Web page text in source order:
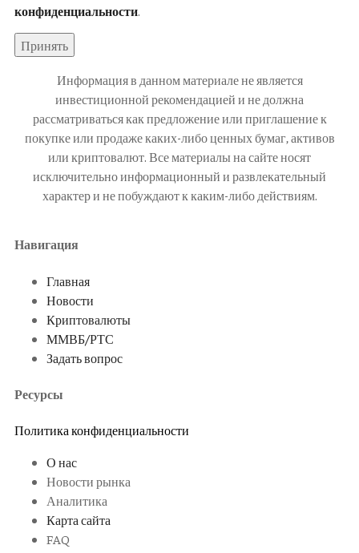
конфиденциальности.
Принять
Информация в данном материале не является
инвестиционной рекомендацией и не должна
рассматриваться как предложение или приглашение к
покупке или продаже каких-либо ценных бумаг, активов
или криптовалют. Все материалы на сайте носят
исключительно информационный и развлекательный
характер и не побуждают к каким-либо действиям.
Навигация
Главная
Новости
Криптовалюты
ММВБ/РТС
Задать вопрос
Ресурсы
Политика конфиденциальности
О нас
Новости рынка
Аналитика
Карта сайта
FAQ